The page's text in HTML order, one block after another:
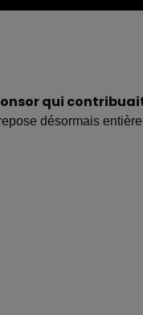
qui
désormais